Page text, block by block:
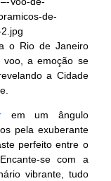
o Rio de Janeiro
voo, a emoção se
a Cidade
em um ângulo
pela exuberante
perfeito entre o
se com a
vibrante, tudo